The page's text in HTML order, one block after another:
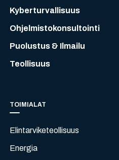
Kyberturvallisuus
Ohjelmistokonsultointi
Puolustus & Ilmailu
Teollisuus
TOIMIALAT
Elintarviketeollisuus
Energia